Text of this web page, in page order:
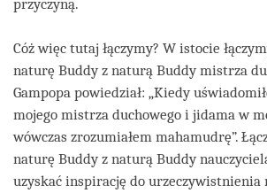
przyczyną.
Cóż więc tutaj łączymy? W istocie
naturę Buddy z naturą Buddy mistrza
Gampopa powiedział: „Kiedy
mojego mistrza duchowego i jidama w
wówczas zrozumiałem mahamudrę”.
naturę Buddy z naturą Buddy
uzyskać inspirację do urzeczywistnienia